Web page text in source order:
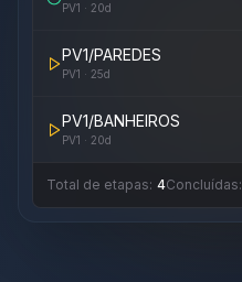
PV1 · 20d
PV1/PAREDES
PV1 · 25d
PV1/BANHEIROS
PV1 · 20d
Total de etapas: 4Concluídas: